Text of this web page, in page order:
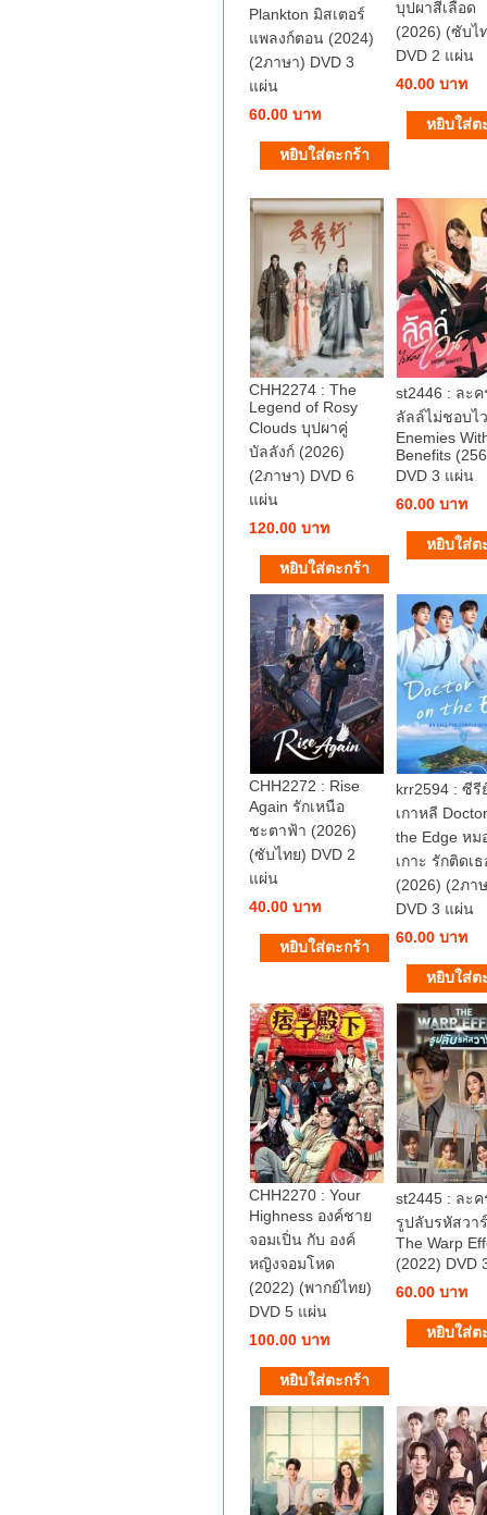
Plankton มิสเตอร์
แพลงก์ตอน (2024)
(2ภาษา) DVD 3
แผ่น
60.00 บาท
บุปผาสีเลือด
(2026) (ซับไ
DVD 2 แผ่น
40.00 บาท
CHH2274 : The
Legend of Rosy
Clouds บุปผาคู่
บัลลังก์ (2026)
(2ภาษา) DVD 6
แผ่น
120.00 บาท
st2446 : ละค
ลัลล์ไม่ชอบไ
Enemies
Benefits
DVD 3 แผ่น
60.00 บาท
CHH2272 : Rise
Again รักเหนือ
ชะตาฟ้า (2026)
(ซับไทย) DVD 2
แผ่น
40.00 บาท
krr2594 : ซีรี
เกาหลี
the Edge หม
เกาะ รักติดเธ
(2026) (2ภา
DVD 3 แผ่น
60.00 บาท
CHH2270 : Your
Highness องค์ชาย
จอมเปิ่น กับ องค์
หญิงจอมโหด
(2022) (พากย์ไทย)
DVD 5 แผ่น
100.00 บาท
st2445 : ละค
รูปลับรหัสวา
The Warp
(2022) DVD
60.00 บาท